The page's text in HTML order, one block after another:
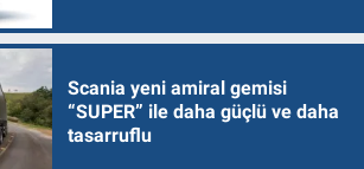
Scania yeni amiral gemisi
“SUPER” ile daha güçlü ve daha
tasarruflu